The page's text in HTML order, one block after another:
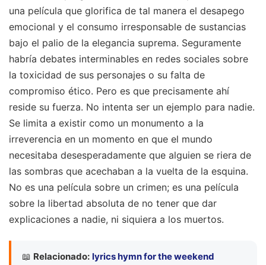
una película que glorifica de tal manera el desapego
emocional y el consumo irresponsable de sustancias
bajo el palio de la elegancia suprema. Seguramente
habría debates interminables en redes sociales sobre
la toxicidad de sus personajes o su falta de
compromiso ético. Pero es que precisamente ahí
reside su fuerza. No intenta ser un ejemplo para nadie.
Se limita a existir como un monumento a la
irreverencia en un momento en que el mundo
necesitaba desesperadamente que alguien se riera de
las sombras que acechaban a la vuelta de la esquina.
No es una película sobre un crimen; es una película
sobre la libertad absoluta de no tener que dar
explicaciones a nadie, ni siquiera a los muertos.
📖 Relacionado: lyrics hymn for the weekend